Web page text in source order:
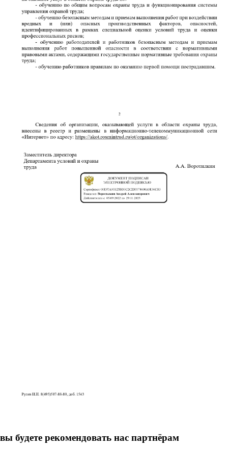
вы будете рекомендовать нас партнёрам